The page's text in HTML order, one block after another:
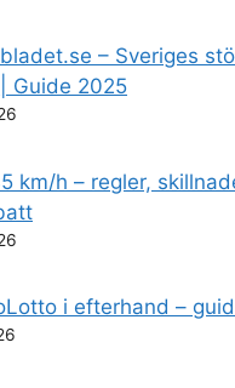
– Sveriges
Guide 2025
km/h – regler,
i efterhand –